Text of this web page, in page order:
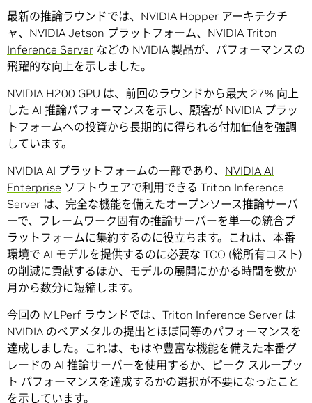
最新の推論ラウンドでは、NVIDIA Hopper アーキテクチ
ャ、 NVIDIA Jetson プラットフォーム、 NVIDIA Triton
Inference Server などの NVIDIA 製品が、パフォーマンスの
飛躍的な向上を示しました。
NVIDIA H200 GPU は、前回のラウンドから最大 27% 向上
した AI 推論パフォーマンスを示し、顧客が NVIDIA プラッ
トフォームへの投資から長期的に得られる付加価値を強調
しています。
NVIDIA AI プラットフォームの一部であり、 NVIDIA AI
Enterprise ソフトウェアで利用できる Triton Inference
Server は、完全な機能を備えたオープンソース推論サーバ
ーで、フレームワーク固有の推論サーバーを単一の統合プ
ラットフォームに集約するのに役立ちます。これは、本番
環境で AI モデルを提供するのに必要な TCO (総所有コスト)
の削減に貢献するほか、モデルの展開にかかる時間を数か
月から数分に短縮します。
今回の MLPerf ラウンドでは、Triton Inference Server は
NVIDIA のベアメタルの提出とほぼ同等のパフォーマンスを
達成しました。これは、もはや豊富な機能を備えた本番グ
レードの AI 推論サーバーを使用するか、ピーク スループッ
ト パフォーマンスを達成するかの選択が不要になったこと
を示しています。